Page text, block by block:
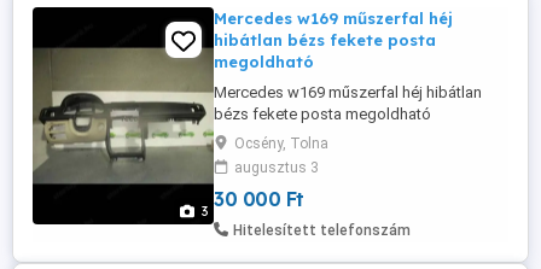
3
Mercedes w169 műszerfal héj
hibátlan bézs fekete posta
megoldható
Mercedes w169 műszerfal héj hibátlan
bézs fekete posta megoldható
Ocsény, Tolna
augusztus 3
30 000 Ft
Hitelesített telefonszám